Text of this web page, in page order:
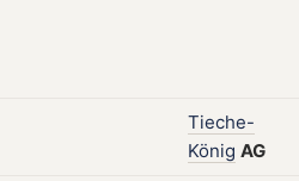
Tieche-
König AG